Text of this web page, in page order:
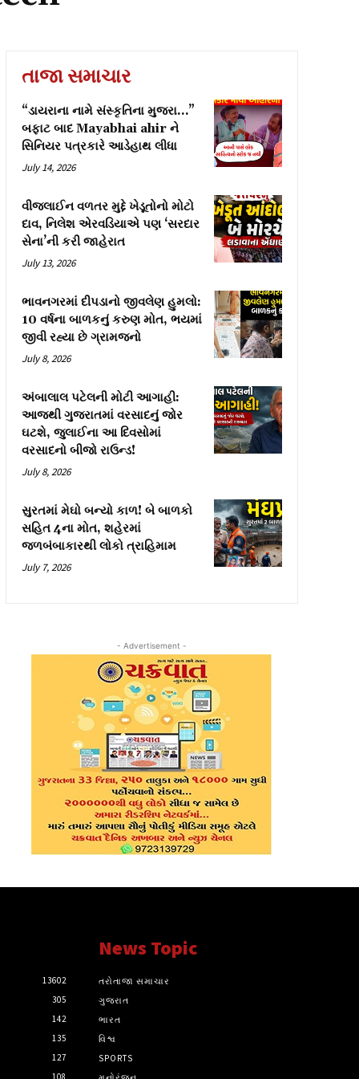
તાજા સમાચાર
“ડાયરાના નામે સંસ્કૃતિના મુજરા…”
બફાટ બાદ Mayabhai ahir ને
સિનિયર પત્રકારે આડેહાથ લીધા
July 14, 2026
વીજલાઈન વળતર મુદ્દે ખેડૂતોનો મોટો
દાવ, નિલેશ એરવડિયાએ પણ ‘સરદાર
સેના’ની કરી જાહેરાત
July 13, 2026
ભાવનગરમાં દીપડાનો જીવલેણ હુમલો:
10 વર્ષના બાળકનું કરુણ મોત, ભયમાં
જીવી રહ્યા છે ગ્રામજનો
July 8, 2026
અંબાલાલ પટેલની મોટી આગાહી:
આજથી ગુજરાતમાં વરસાદનું જોર
ઘટશે, જુલાઈના આ દિવસોમાં
વરસાદનો બીજો રાઉન્ડ!
July 8, 2026
સુરતમાં મેઘો બન્યો કાળ! બે બાળકો
સહિત 4ના મોત, શહેરમાં
જળબંબાકારથી લોકો ત્રાહિમામ
July 7, 2026
- Advertisement -
13602
305
142
135
127
108
News Topic
તરોતાજા સમાચાર
ગુજરાત
ભારત
વિશ્વ
SPORTS